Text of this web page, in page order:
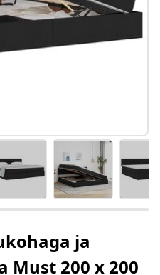
ja
Must 200 x 200